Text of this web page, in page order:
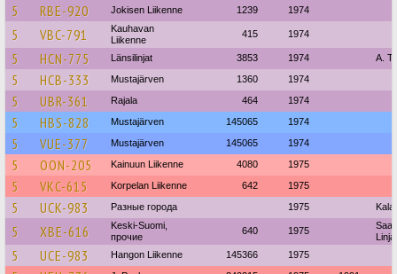
5 RBE-920 Jokisen Liikenne 1239 1974
5 VBC-791
Kauhavan
Liikenne
415 1974
5 HCN-775 Länsilinjat 3853 1974 A.
5 HCB-333 Mustajärven 1360 1974
5 UBR-361 Rajala 464 1974
5 HBS-828 Mustajärven 145065 1974
5 VUE-377 Mustajärven 145065 1974
5 OON-205 Kainuun Liikenne 4080 1975
5 VKC-615 Korpelan Liikenne 642 1975
5 UCK-983 Разные города 1975
5 XBE-616
Keski-Suomi,
прочие
640 1975
5 UCE-983 Hangon Liikenne 145366 1975